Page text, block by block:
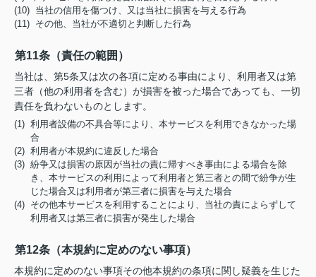
(10) 当社の信用を傷つけ、又は当社に損害を与える行為
(11) その他、当社が不適切と判断した行為
第11条（責任の範囲）
当社は、第5条又は次の各項に定める事由により、利用者又は第
三者（他の利用者を含む）が損害を被った場合であっても、一切
責任を負わないものとします。
(1) 利用者設備の不具合等により、本サービスを利用できなかった場
合
(2) 利用者が本規約に違反した場合
(3) 紛争又は損害の原因が当社の責に帰すべき事由による場合を除
き、本サービスの利用によって利用者と第三者との間で紛争が生
じた場合又は利用者が第三者に損害を与えた場合
(4) その他本サービスを利用することにより、当社の責によらずして
利用者又は第三者に損害が発生した場合
第12条（本規約に定めのない事項）
本規約に定めのない事項その他本規約の条項に関し疑義を生じた